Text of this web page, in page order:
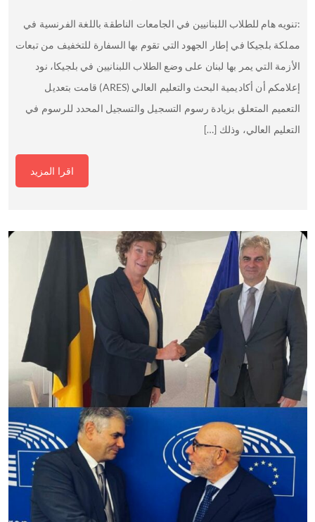
:تنويه هام للطلاب اللبنانيين في الجامعات الناطقة باللغة الفرنسية في
مملكة بلجيكا في إطار الجهود التي تقوم بها السفارة للتخفيف من تبعات
الأزمة التي يمر بها لبنان على وضع الطلاب اللبنانيين في بلجيكا، نود
إعلامكم أن أكاديمية البحث والتعليم العالي (ARES) قامت بتعديل
التعميم المتعلق بزيادة رسوم التسجيل والتسجيل المحدد للرسوم في
التعليم العالي، وذلك […]
اقرا المزيد